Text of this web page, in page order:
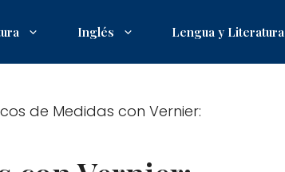
Inglés Lengua y Literatura
de Medidas con Vernier: